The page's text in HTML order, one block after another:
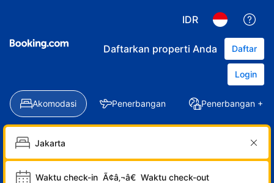
IDR
Daftarkan properti Anda Daftar
Login
Akomodasi Penerbangan Penerbangan +
Waktu check-in Ã¢â‚¬â€ Waktu check-out